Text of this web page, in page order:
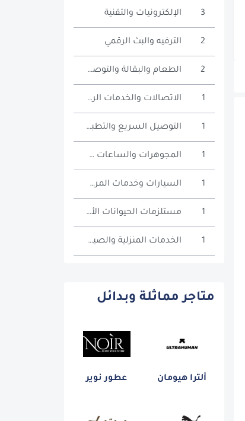
الإلكترونيات والتقنية 3
الترفيه والبث الرقمي 2
الطعام والبقالة والتوصيل 2
الاتصالات والخدمات الرقمية 1
التوصيل السريع والتطبيقات 1
المجوهرات والساعات والإكسسوارات 1
السيارات وخدمات المركبات 1
مستلزمات الحيوانات الأليفة 1
الخدمات المنزلية والصيانة 1
متاجر مماثلة وبدائل
ألترا هيومان عطور نوير